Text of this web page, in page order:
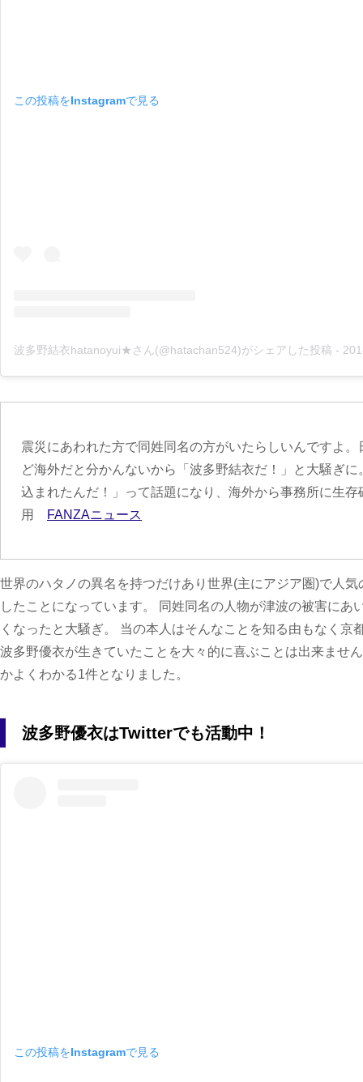
この投稿をInstagramで見る
波多野結衣hatanoyui★さん(@hatachan524)がシェアした投稿 - 2018年
震災にあわれた方で同姓同名の方がいたらしいんですよ
ど海外だと分かんないから「波多野結衣だ！」と大騒ぎ
込まれたんだ！」って話題になり、海外から事務所に生
用
FANZAニュース
世界のハタノの異名を持つだけあり世界(主にアジア圏)で人
したことになっています。 同姓同名の人物が津波の被害にあ
くなったと大騒ぎ。 当の本人はそんなことを知る由もなく京
波多野優衣が生きていたことを大々的に喜ぶことは出来ませ
かよくわかる1件となりました。
波多野優衣はTwitterでも活動中！
この投稿をInstagramで見る